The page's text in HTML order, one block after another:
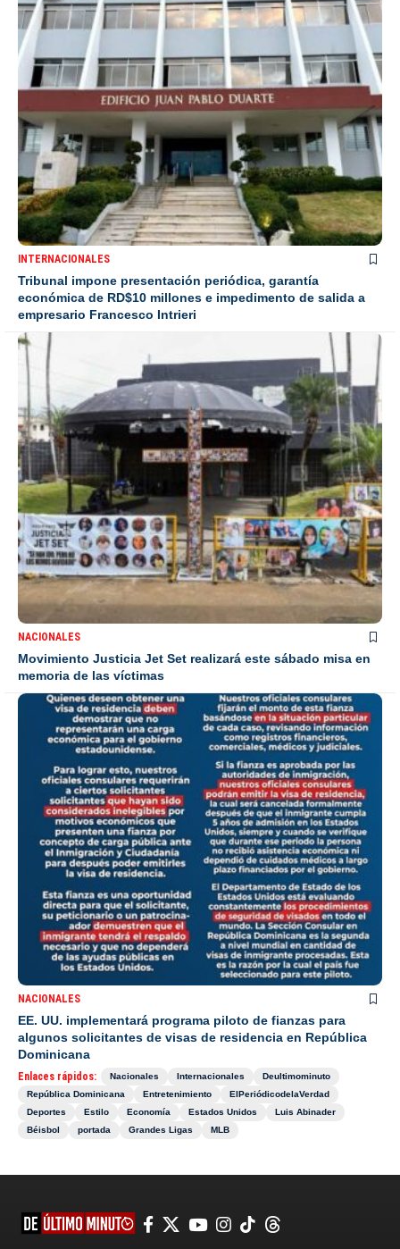
INTERNACIONALES
Tribunal impone presentación periódica, garantía
económica de RD$10 millones e impedimento de salida a
empresario Francesco Intrieri
NACIONALES
Movimiento Justicia Jet Set realizará este sábado misa en
memoria de las víctimas
NACIONALES
EE. UU. implementará programa piloto de fianzas para
algunos solicitantes de visas de residencia en República
Dominicana
Enlaces rápidos: Nacionales Internacionales
Deultimominuto
República Dominicana
Entretenimiento
ElPeriódicodelaVerdad
Deportes
Estilo Economía Estados Unidos
Luis Abinader
Béisbol
portada Grandes Ligas MLB